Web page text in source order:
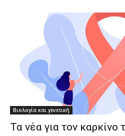
Βιολογία και γενετική
Τα νέα για τον καρκίνο